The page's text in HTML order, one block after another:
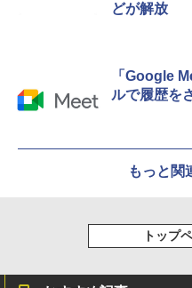
どが解放
「Google
ルで履歴を
もっと関
トップ